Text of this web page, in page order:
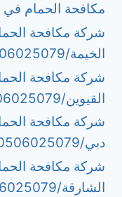
مكافحة الحمام في
شركة مكافحة
الخيمة/0506025079
شركة مكافحة
القيوين/0506025079
شركة مكافحة
دبي/0506025079 |تركيب طارد الحمام
شركة مكافحة